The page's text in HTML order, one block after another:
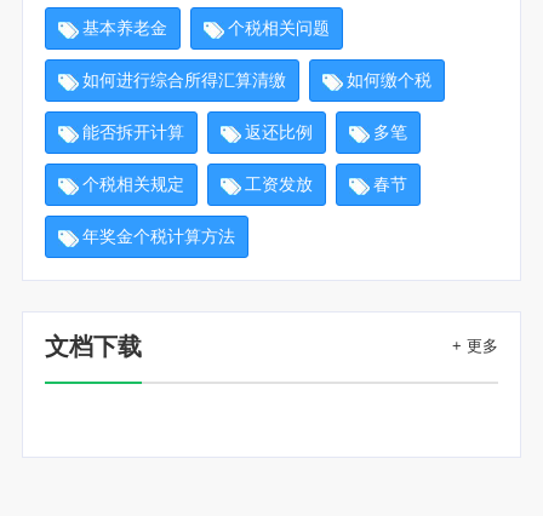
基本养老金 个税相关问题
如何进行综合所得汇算清缴 如何缴个税
能否拆开计算 返还比例 多笔
个税相关规定 工资发放 春节
年奖金个税计算方法
文档下载 + 更多